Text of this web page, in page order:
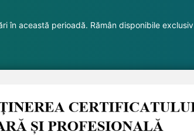
în această perioadă. Rămân disponibile exclusiv